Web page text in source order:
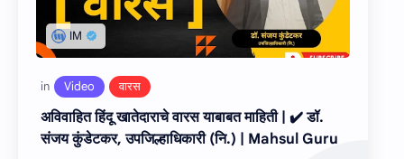
अविवाहित हिंदू खातेदाराचे वारस याबाबत माहिती | ✔️ डॉ.
संजय कुंडेटकर, उपजिल्हाधिकारी (नि.) | Mahsul Guru